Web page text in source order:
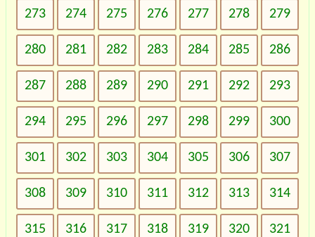
273 274 275 276 277 278 279
280 281 282 283 284 285 286
287 288 289 290 291 292 293
294 295 296 297 298 299 300
301 302 303 304 305 306 307
308 309 310 311 312 313 314
315 316 317 318 319 320 321